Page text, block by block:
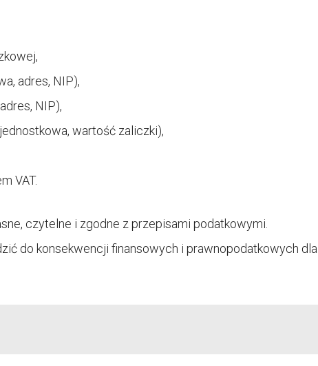
adres, NIP),
NIP),
wartość zaliczki),
VAT.
czytelne i zgodne z przepisami podatkowymi.
do konsekwencji finansowych i prawnopodatkowych dla